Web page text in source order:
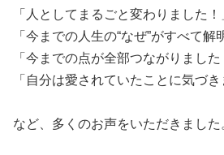
「人としてまるごと変わりました！
「今までの人生の“なぜ”がすべて解
「今までの点が全部つながりました
「自分は愛されていたことに気づき
など、多くのお声をいただきました